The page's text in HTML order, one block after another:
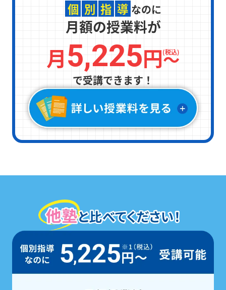
個 別 指 導 なのに
月額の授業料が
月5,225円〜
(税込)
で受講できます！